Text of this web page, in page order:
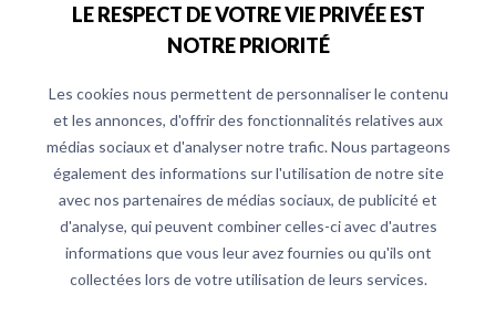
LE RESPECT DE VOTRE VIE PRIVÉE EST
NOTRE PRIORITÉ
Les cookies nous permettent de personnaliser le contenu
et les annonces, d'offrir des fonctionnalités relatives aux
médias sociaux et d'analyser notre trafic. Nous partageons
également des informations sur l'utilisation de notre site
avec nos partenaires de médias sociaux, de publicité et
d'analyse, qui peuvent combiner celles-ci avec d'autres
informations que vous leur avez fournies ou qu'ils ont
collectées lors de votre utilisation de leurs services.